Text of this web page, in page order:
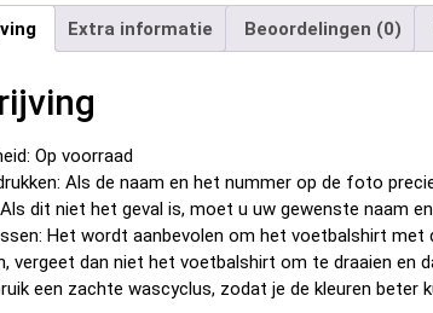
b
k
Extra informatie Beoordelingen (0)
Op voorraad
Als de naam en het nummer op de foto
dit niet het geval is, moet u uw gewenste naam
Het wordt aanbevolen om het voetbalshirt met
vergeet dan niet het voetbalshirt om te draaien en
een zachte wascyclus, zodat je de kleuren beter